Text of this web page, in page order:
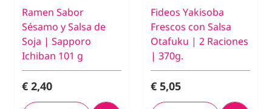
Ramen Sabor
Sésamo y Salsa de
Soja | Sapporo
Ichiban 101 g
€ 2,40
Fideos Yakisoba
Frescos con Salsa
Otafuku | 2 Raciones
| 370g.
€ 5,05